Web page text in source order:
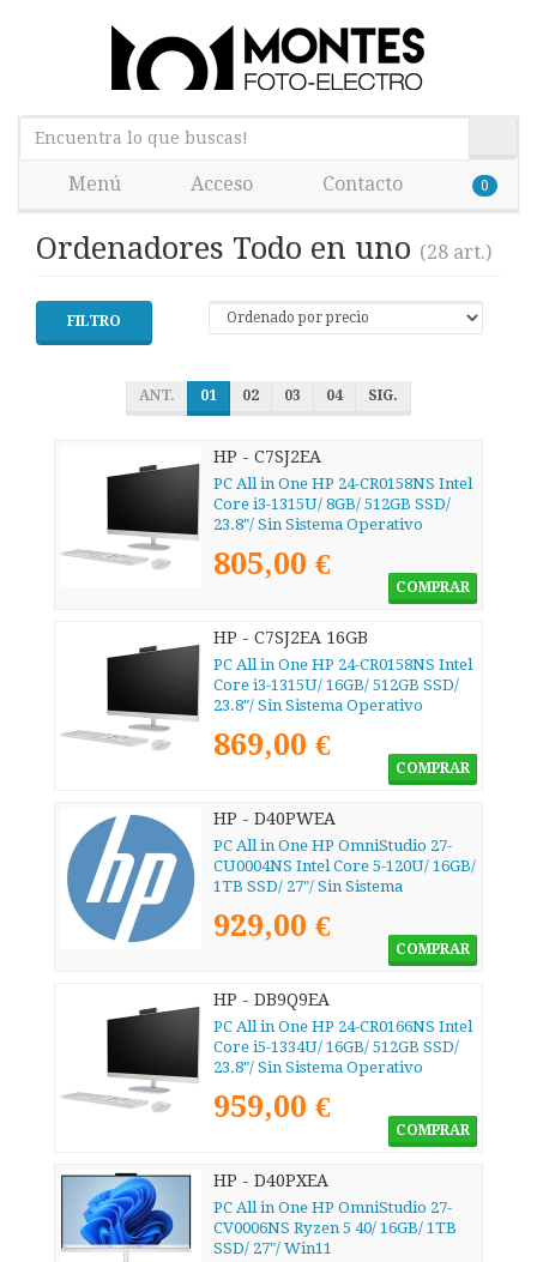
Menú Acceso Contacto 0
Ordenadores Todo en uno (28 art.)
FILTRO
ANT. 01 02 03 04 SIG.
HP - C7SJ2EA
PC All in One HP 24-CR0158NS Intel
Core i3-1315U/ 8GB/ 512GB SSD/
23.8"/ Sin Sistema Operativo
805,00 €
COMPRAR
HP - C7SJ2EA 16GB
PC All in One HP 24-CR0158NS Intel
Core i3-1315U/ 16GB/ 512GB SSD/
23.8"/ Sin Sistema Operativo
869,00 €
COMPRAR
HP - D40PWEA
PC All in One HP OmniStudio 27-
CU0004NS Intel Core 5-120U/ 16GB/
1TB SSD/ 27"/ Sin Sistema
929,00 €
COMPRAR
HP - DB9Q9EA
PC All in One HP 24-CR0166NS Intel
Core i5-1334U/ 16GB/ 512GB SSD/
23.8"/ Sin Sistema Operativo
959,00 €
COMPRAR
HP - D40PXEA
PC All in One HP OmniStudio 27-
CV0006NS Ryzen 5 40/ 16GB/ 1TB
SSD/ 27"/ Win11